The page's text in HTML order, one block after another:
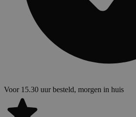
Voor 15.30 uur besteld, morgen in huis